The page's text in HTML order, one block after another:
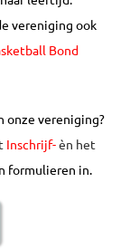
vereniging ook
Bond
onze vereniging?
Inschrijf-èn het
formulieren in.